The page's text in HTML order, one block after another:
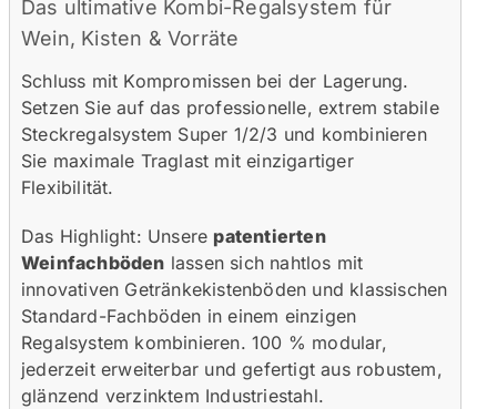
Das ultimative Kombi-Regalsystem für
Wein, Kisten & Vorräte
Schluss mit Kompromissen bei der Lagerung.
Setzen Sie auf das professionelle, extrem stabile
Steckregalsystem Super 1/2/3 und kombinieren
Sie maximale Traglast mit einzigartiger
Flexibilität.
Das Highlight: Unsere patentierten
Weinfachböden lassen sich nahtlos mit
innovativen Getränkekistenböden und klassischen
Standard-Fachböden in einem einzigen
Regalsystem kombinieren. 100 % modular,
jederzeit erweiterbar und gefertigt aus robustem,
glänzend verzinktem Industriestahl.